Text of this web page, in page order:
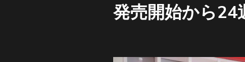
発売開始から24